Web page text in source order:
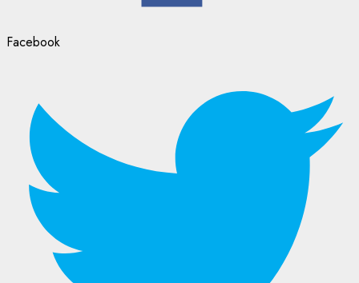
Facebook